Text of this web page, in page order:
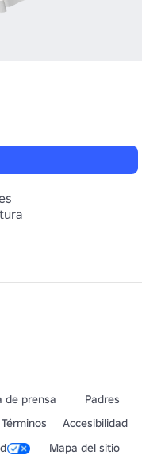
de prensa
Padres
Términos
Accesibilidad
Mapa del sitio